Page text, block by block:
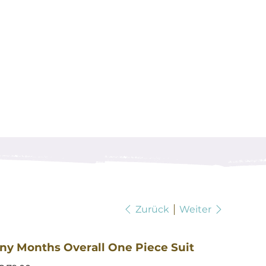
Zurück Weiter
Months Overall One Piece Suit